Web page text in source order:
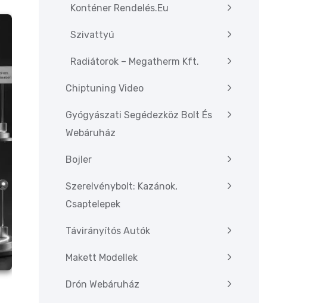
Konténer Rendelés.eu
Szivattyú
Radiátorok – Megatherm Kft.
Chiptuning Video
Gyógyászati Segédezköz Bolt És
Webáruház
Bojler
Szerelvénybolt: Kazánok,
Csaptelepek
Távirányítós Autók
Makett Modellek
Drón Webáruház